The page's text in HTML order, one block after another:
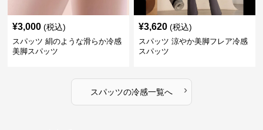
¥3,000 (税込)
スパッツ 絹のような滑らか冷感
美脚スパッツ
¥3,620 (税込)
スパッツ 涼やか美脚フレア冷感
スパッツ
スパッツの冷感一覧へ ›